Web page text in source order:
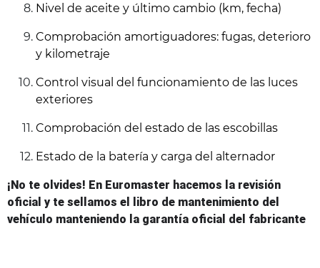
Nivel de aceite y último cambio (km, fecha)
Comprobación amortiguadores: fugas, deterioro
y kilometraje
Control visual del funcionamiento de las luces
exteriores
Comprobación del estado de las escobillas
Estado de la batería y carga del alternador
¡No te olvides! En Euromaster hacemos la revisión
oficial y te sellamos el libro de mantenimiento del
vehículo manteniendo la garantía oficial del fabricante